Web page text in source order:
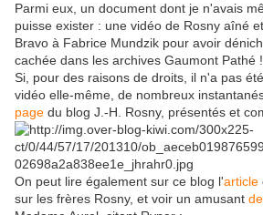
Parmi eux, un document dont je n'avais
puisse exister : une vidéo de Rosny aîné
Bravo à Fabrice Mundzik pour avoir
cachée dans les archives Gaumont Pathé !
Si, pour des raisons de droits, il n'a pas
vidéo elle-même, de nombreux
page du blog J.-H. Rosny, présentés et
On peut lire également sur ce blog l'article
sur les frères Rosny, et voir un amusant